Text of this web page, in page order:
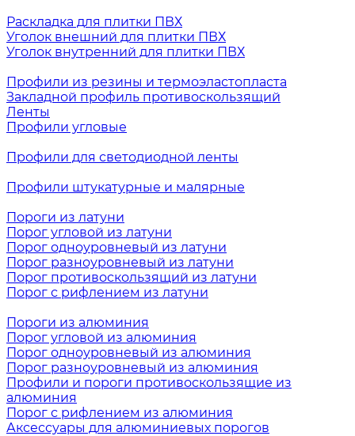
Раскладка для плитки ПВХ
Уголок внешний для плитки ПВХ
Уголок внутренний для плитки ПВХ
Профили из резины и термоэластопласта
Закладной профиль противоскользящий
Ленты
Профили угловые
Профили для светодиодной ленты
Профили штукатурные и малярные
Пороги из латуни
Порог угловой из латуни
Порог одноуровневый из латуни
Порог разноуровневый из латуни
Порог противоскользящий из латуни
Порог с рифлением из латуни
Пороги из алюминия
Порог угловой из алюминия
Порог одноуровневый из алюминия
Порог разноуровневый из алюминия
Профили и пороги противоскользящие из
алюминия
Порог с рифлением из алюминия
Аксессуары для алюминиевых порогов